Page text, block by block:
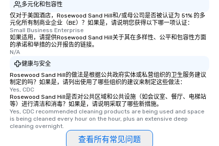
多元化和包容性
仅对于美国酒店，Rosewood Sand Hill和/或母公司是否被认证为 51% 的多
元化所有制商业企业（BE）？如果是，请说明您获得以下哪一项认证：
Small Business Enterprise
如果适用，请提供Rosewood Sand Hill关于其在多样性、公平和包容性方面
的承诺和举措的公开报告的链接。
N/A
健康与安全
Rosewood Sand Hill的做法是根据公共政府实体或私营组织的卫生服务建议
制定的吗？如果是，请列出使用了哪些组织的建议来制定这些做法：
Yes, CDC
Rosewood Sand Hill是否对公共区域和公共设施（如会议室、餐厅、电梯站
等）进行清洁和消毒？如果是，请说明采取了哪些新措施。
Yes, CDC recommended cleaning products are being used and space
is being cleaned every hour on the hour, plus an extensive deep
cleaning overnight.
查看所有常见问题